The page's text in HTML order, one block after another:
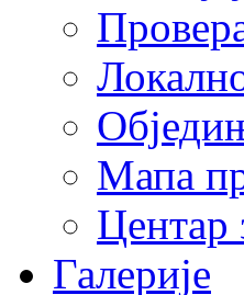
Мапа
Центар
Галерије